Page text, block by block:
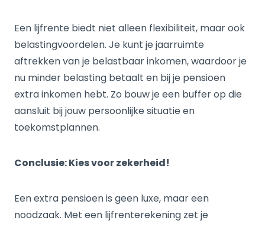
Een lijfrente biedt niet alleen flexibiliteit, maar ook
belastingvoordelen. Je kunt je jaarruimte
aftrekken van je belastbaar inkomen, waardoor je
nu minder belasting betaalt en bij je pensioen
extra inkomen hebt. Zo bouw je een buffer op die
aansluit bij jouw persoonlijke situatie en
toekomstplannen.
Conclusie: Kies voor zekerheid!
Een extra pensioen is geen luxe, maar een
noodzaak. Met een lijfrenterekening zet je